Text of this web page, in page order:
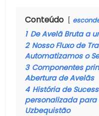
Conteúdo
1 De Avelã Bruta a
2 Nosso Fluxo de
Automatizamos o
3 Componentes
Abertura de Avelãs
4 História de
personalizada para
Uzbequistão